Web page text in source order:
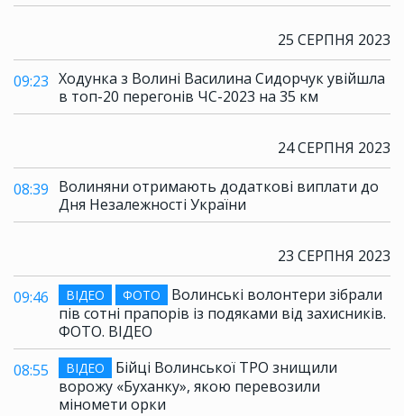
25 СЕРПНЯ 2023
09:23 Ходунка з Волині Василина Сидорчук увійшла
в топ-20 перегонів ЧС-2023 на 35 км
24 СЕРПНЯ 2023
08:39 Волиняни отримають додаткові виплати до
Дня Незалежності України
23 СЕРПНЯ 2023
09:46 ВІДЕО ФОТО
Волинські волонтери зібрали
пів сотні прапорів із подяками від захисників.
ФОТО. ВІДЕО
08:55
ВІДЕО
Бійці Волинської ТРО знищили
ворожу «Буханку», якою перевозили
міномети орки